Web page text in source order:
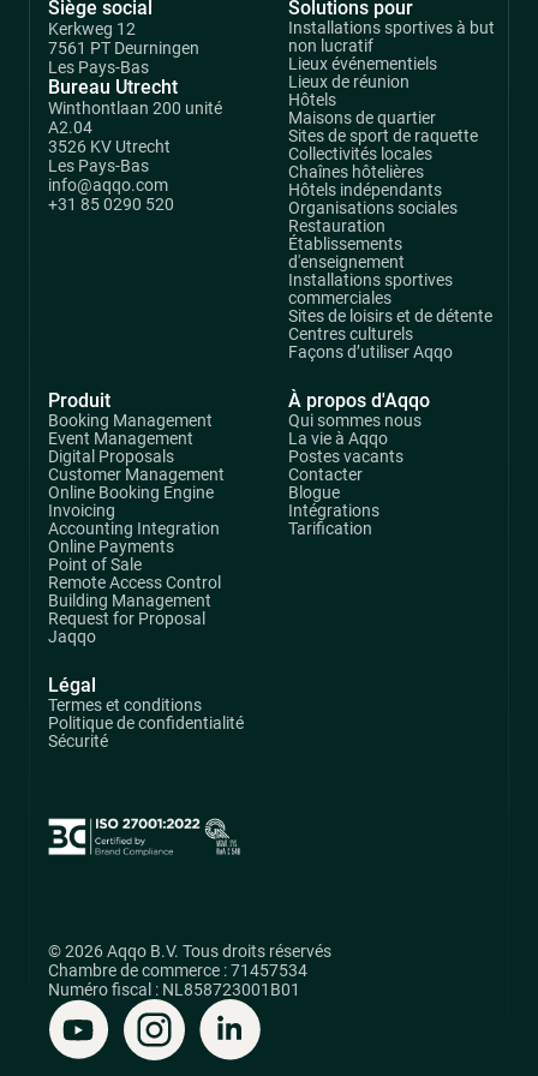
Siège social
Kerkweg 12
7561 PT Deurningen
Les Pays-Bas
Bureau Utrecht
Winthontlaan 200 unité
A2.04
3526 KV Utrecht
Les Pays-Bas
info@aqqo.com
+31 85 0290 520
Produit
Booking Management
Event Management
Digital Proposals
Customer Management
Online Booking Engine
Invoicing
Accounting Integration
Online Payments
Point of Sale
Remote Access Control
Building Management
Request for Proposal
Jaqqo
Solutions pour
Installations sportives à but
non lucratif
Lieux événementiels
Lieux de réunion
Hôtels
Maisons de quartier
Sites de sport de raquette
Collectivités locales
Chaînes hôtelières
Hôtels indépendants
Organisations sociales
Restauration
Établissements
d'enseignement
Installations sportives
commerciales
Sites de loisirs et de détente
Centres culturels
Façons d’utiliser Aqqo
À propos d'Aqqo
Qui sommes nous
La vie à Aqqo
Postes vacants
Contacter
Blogue
Intégrations
Tarification
Légal
Termes et conditions
Politique de confidentialité
Sécurité
© 2026 Aqqo B.V. Tous droits réservés
Chambre de commerce : 71457534
Numéro fiscal : NL858723001B01